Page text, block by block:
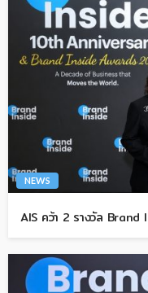
NEWS
AIS คว้า 2 รางวัล